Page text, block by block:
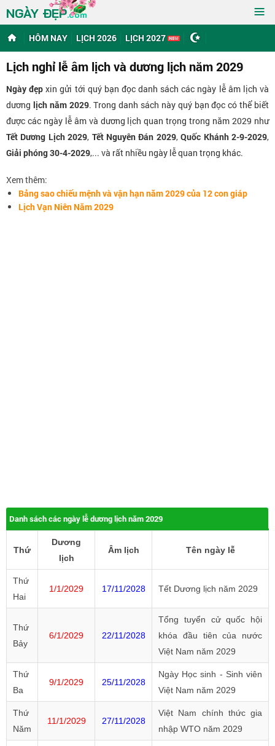
NGÀY ĐẸP.com ≡
HÔM NAY LỊCH 2026 LỊCH 2027
Lịch nghỉ lễ âm lịch và dương lịch năm 2029
Ngày đẹp xin gửi tới quý bạn đọc danh sách các ngày lễ âm lịch và
dương lịch năm 2029. Trong danh sách này quý bạn đọc có thể biết
được các ngày lễ âm và dương lịch quan trọng trong năm 2029 như
Tết Dương Lịch 2029, Tết Nguyên Đán 2029,Quốc Khánh 2-9-2029,
Giải phóng 30-4-2029,... và rất nhiều ngày lễ quan trọng khác.
Xem thêm:
Bảng sao chiếu mệnh và vận hạn năm 2029 của 12 con giáp
Lịch Vạn Niên Năm 2029
Danh sách các ngày lễ dương lịch năm 2029
Thứ
Dương
lịch
Âm lịch Tên ngày lễ
Thứ
Hai
1/1/2029 17/11/2028 Tết Dương lịch năm 2029
Thứ
Bảy
6/1/2029 22/11/2028
Tổng tuyển cử quốc hội
khóa đầu tiên của nước
Việt Nam năm 2029
Thứ
Ba
9/1/2029 25/11/2028
Ngày Học sinh - Sinh viên
Việt Nam năm 2029
Thứ
Năm
11/1/2029 27/11/2028
Việt Nam chính thức gia
nhập WTO năm 2029